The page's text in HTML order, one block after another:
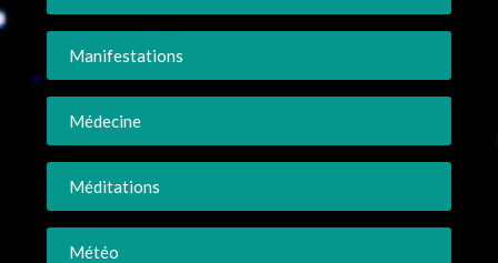
Manifestations
Médecine
Méditations
Météo